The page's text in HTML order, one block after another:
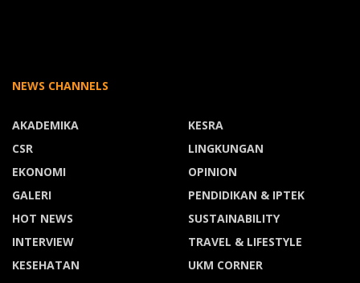
NEWS CHANNELS
AKADEMIKA
CSR
EKONOMI
GALERI
HOT NEWS
INTERVIEW
KESEHATAN
KESRA
LINGKUNGAN
OPINION
PENDIDIKAN & IPTEK
SUSTAINABILITY
TRAVEL & LIFESTYLE
UKM CORNER